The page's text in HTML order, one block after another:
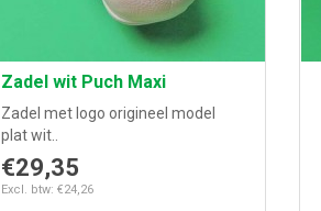
Zadel wit Puch Maxi
Zadel met logo origineel model
plat wit..
€29,35
Excl. btw: €24,26